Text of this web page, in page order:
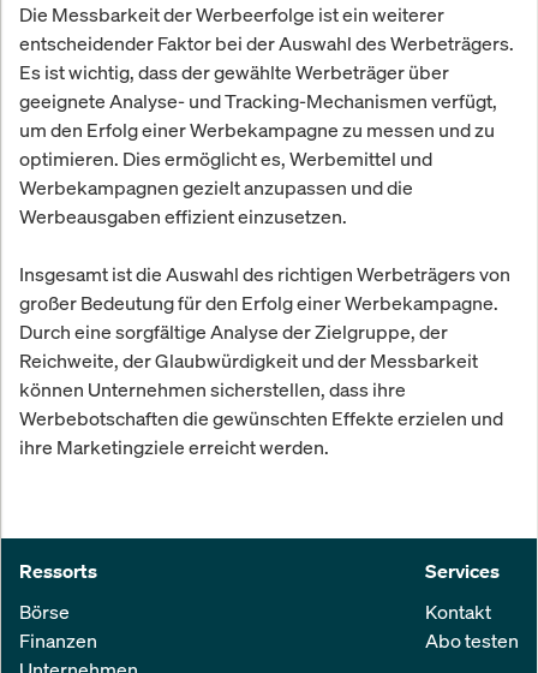
Die Messbarkeit der Werbeerfolge ist ein weiterer
entscheidender Faktor bei der Auswahl des Werbeträgers.
Es ist wichtig, dass der gewählte Werbeträger über
geeignete Analyse- und Tracking-Mechanismen verfügt,
um den Erfolg einer Werbekampagne zu messen und zu
optimieren. Dies ermöglicht es, Werbemittel und
Werbekampagnen gezielt anzupassen und die
Werbeausgaben effizient einzusetzen.
Insgesamt ist die Auswahl des richtigen Werbeträgers von
großer Bedeutung für den Erfolg einer Werbekampagne.
Durch eine sorgfältige Analyse der Zielgruppe, der
Reichweite, der Glaubwürdigkeit und der Messbarkeit
können Unternehmen sicherstellen, dass ihre
Werbebotschaften die gewünschten Effekte erzielen und
ihre Marketingziele erreicht werden.
Ressorts
Börse
Finanzen
Services
Kontakt
Abo testen